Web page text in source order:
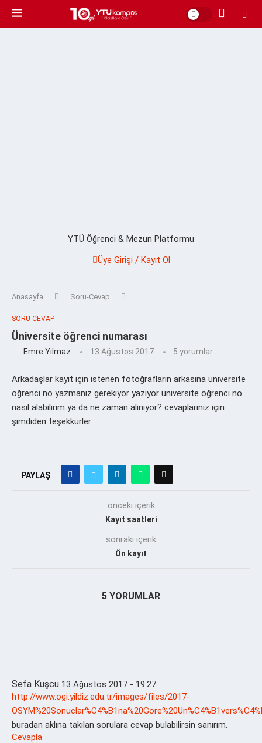
YTÜ Öğrenci & Mezun Platformu
Üye Girişi / Kayıt Ol
Anasayfa Soru-Cevap
SORU-CEVAP
Üniversite öğrenci numarası
Emre Yılmaz 13 Ağustos 2017 5 yorumlar
Arkadaşlar kayıt için istenen fotoğrafların arkasına üniversite
öğrenci no yazmanız gerekiyor yazıyor üniversite öğrenci no
nasıl alabilirim ya da ne zaman alınıyor? cevaplarınız için
şimdiden teşekkürler
PAYLAŞ
önceki içerik
Kayıt saatleri
sonraki içerik
Ön kayıt
5 YORUMLAR
Sefa Kuşcu 13 Ağustos 2017 - 19:27
http://www.ogi.yildiz.edu.tr/images/files/2017-
buradan aklına takılan sorulara cevap bulabilirsin sanırım.
Cevapla